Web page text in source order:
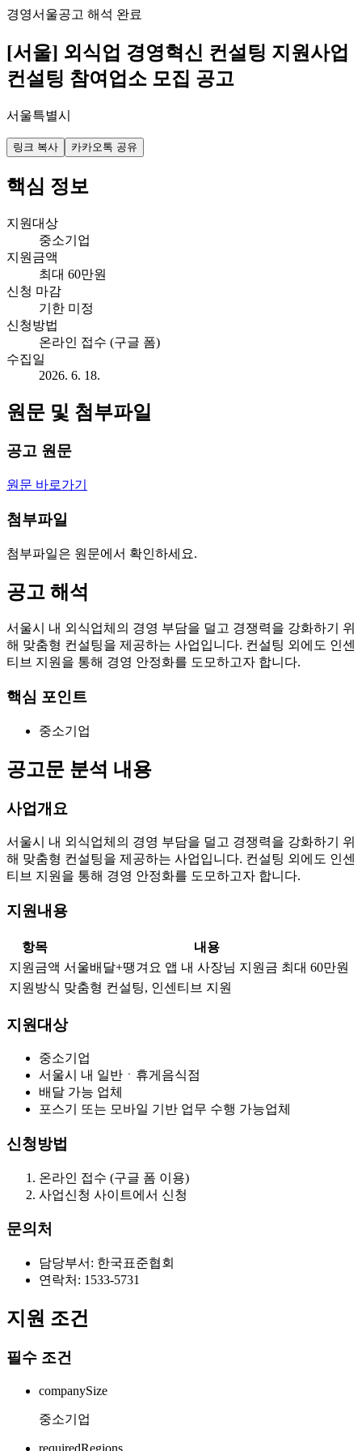
경영서울공고 해석 완료
[서울] 외식업 경영혁신 컨설팅 지원사업
컨설팅 참여업소 모집 공고
서울특별시
링크 복사 카카오톡 공유
핵심 정보
지원대상
중소기업
지원금액
최대 60만원
신청 마감
기한 미정
신청방법
온라인 접수 (구글 폼)
수집일
2026. 6. 18.
원문 및 첨부파일
공고 원문
원문 바로가기
첨부파일
첨부파일은 원문에서 확인하세요.
공고 해석
서울시 내 외식업체의 경영 부담을 덜고 경쟁력을 강화하기 위
해 맞춤형 컨설팅을 제공하는 사업입니다. 컨설팅 외에도 인센
티브 지원을 통해 경영 안정화를 도모하고자 합니다.
핵심 포인트
중소기업
공고문 분석 내용
사업개요
서울시 내 외식업체의 경영 부담을 덜고 경쟁력을 강화하기 위
해 맞춤형 컨설팅을 제공하는 사업입니다. 컨설팅 외에도 인센
티브 지원을 통해 경영 안정화를 도모하고자 합니다.
지원내용
항목
내용
지원금액 서울배달+땡겨요 앱 내 사장님 지원금 최대 60만원
지원방식 맞춤형 컨설팅, 인센티브 지원
지원대상
중소기업
서울시 내 일반ㆍ휴게음식점
배달 가능 업체
포스기 또는 모바일 기반 업무 수행 가능업체
신청방법
온라인 접수 (구글 폼 이용)
사업신청 사이트에서 신청
문의처
담당부서: 한국표준협회
연락처: 1533-5731
지원 조건
필수 조건
companySize
중소기업
requiredRegions